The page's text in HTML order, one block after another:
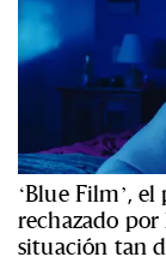
‘Blue Film’,
rechazado por
situación tan